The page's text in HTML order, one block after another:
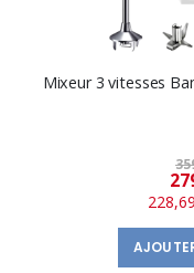
Mixeur 3 vitesses